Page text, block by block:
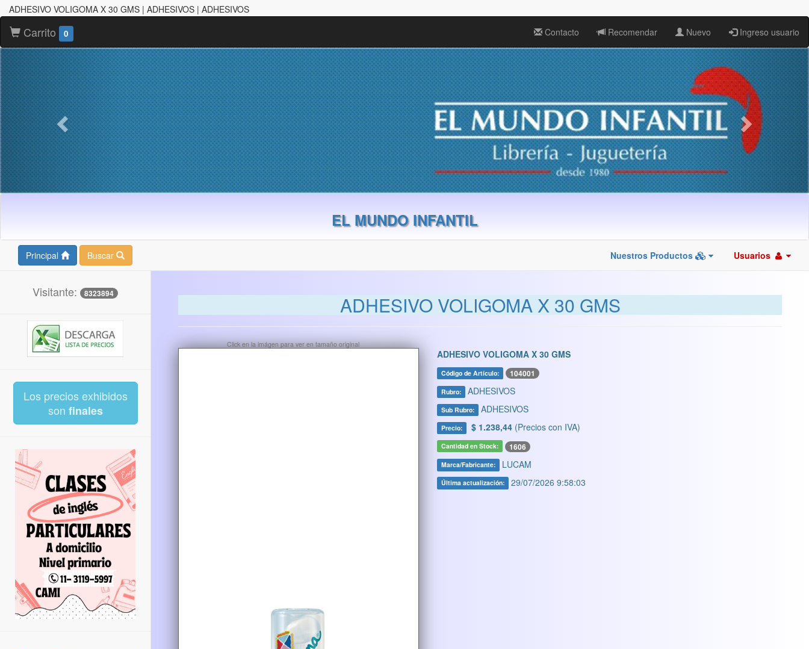
ADHESIVO VOLIGOMA X 30 GMS | ADHESIVOS | ADHESIVOS
Carrito 0 Contacto Recomendar Nuevo Ingreso usuario
EL MUNDO INFANTIL
Principal Buscar Nuestros Productos Usuarios
Visitante: 8323894
Los precios exhibidos
son finales
ADHESIVO VOLIGOMA X 30 GMS
Click en la imágen para ver en tamaño original
ADHESIVO VOLIGOMA X 30 GMS
Código de Artículo: 104001
Rubro: ADHESIVOS
Sub Rubro: ADHESIVOS
Precio: $ 1.238,44 (Precios con IVA)
Cantidad en Stock: 1606
Marca/Fabricante: LUCAM
Última actualización: 29/07/2026 9:58:03